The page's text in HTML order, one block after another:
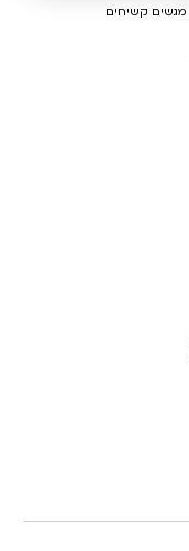
מגשים קשיחים